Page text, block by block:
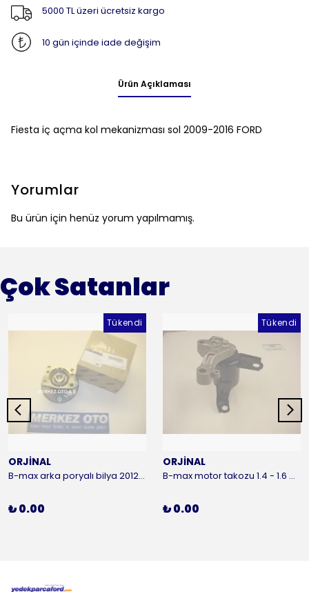
5000 TL üzeri ücretsiz kargo
10 gün içinde iade değişim
Ürün Açıklaması
Fiesta iç açma kol mekanizması sol 2009-2016 FORD
Yorumlar
Bu ürün için henüz yorum yapılmamış.
Çok Satanlar
Tükendi
ORJİNAL
B-max arka poryalı bilya 2012-2016 ORJİNAL
₺ 0.00
Tükendi
ORJİNAL
B-max motor takozu 1.4 - 1.6 benzinli 2012-2016 ORJİNAL
₺ 0.00